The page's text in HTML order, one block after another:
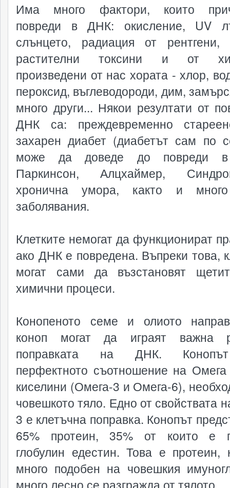
Има много фактори, които
повреди в ДНК: окисление, UV
слънцето, радиация от рентгени,
растителни токсини и от
произведени от нас хората - хлор,
пероксид, въглеводороди, дим,
много други... Някои резултати от
ДНК са: преждевременно
захарен диабет (диабетът сам по
може да доведе до повреди
Паркинсон, Алцхаймер,
хронична умора, както и
заболявания.
Клетките немогат да функционират
ако ДНК е повредена. Въпреки това,
могат сами да възстановят
химични процеси.
Конопеното семе и олиото
коноп могат да играят важна
поправката на ДНК.
перфектното съотношение на
киселини (Омега-3 и Омега-6),
човешкото тяло. Едно от свойствата
3 е клетъчна поправка. Конопът
65% протеин, 35% от които е
глобулин едестин. Това е протеин,
много подобен на човешкия